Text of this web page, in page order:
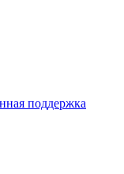
поддержка